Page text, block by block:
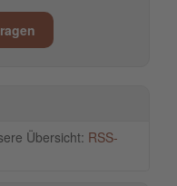
Übersicht: RSS-